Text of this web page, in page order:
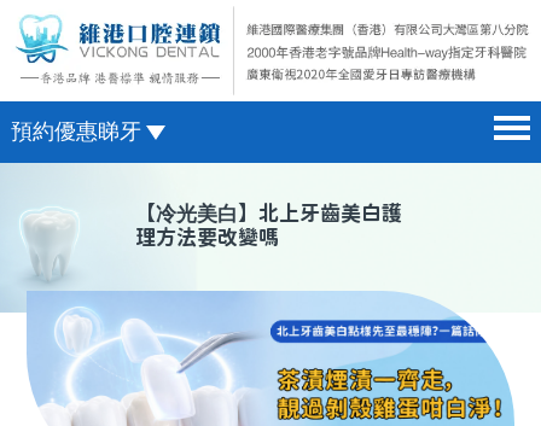
預約優惠睇牙
醫院簡介 hospital introduction
醫生介紹 doctor introduction
醫療新聞 medical news
種植牙 dental implant
微信預約
WhatsApp預約
【冷光美白】北上牙齒美白護
理方法要改變嗎